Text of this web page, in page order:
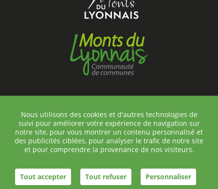
©Chambost-Longessaigne
Contact
Plan du site
Réalisation helli•hello
Nous utilisons des cookies et d'autres technologies de
suivi pour améliorer votre expérience de navigation sur
notre site, pour vous montrer un contenu personnalisé et
des publicités ciblées, pour analyser le trafic de notre site
et pour comprendre la provenance de nos visiteurs.
Tout accepter Tout refuser Personnaliser